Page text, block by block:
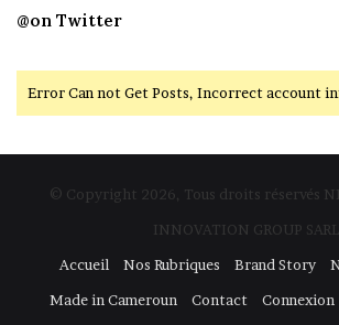
@on Twitter
Error Can not Get Posts, Incorrect account
© Copyright 2026, Tous droits réservés
INNOVATION GROUP SARL
Accueil
Nos Rubriques Brand Story
Made in Cameroun
Contact Connexion